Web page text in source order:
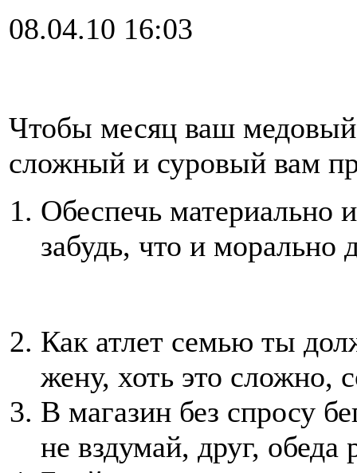
08.04.10 16:03
Чтобы месяц ваш медовый
сложный и суровый вам
Обеспечь материально
забудь, что и
Как атлет семью ты
жену, хоть это сложно,
В магазин без спросу
не вздумай, друг,